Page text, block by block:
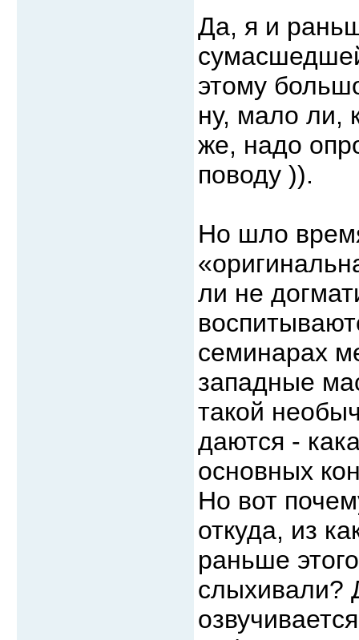
Да, я и
этому
ну, мало ли,
же, надо
поводу )).
Но шло
ли не
семинарах
западные
такой
даются -
основных
Но вот
откуда, из
раньше
слыхивали?